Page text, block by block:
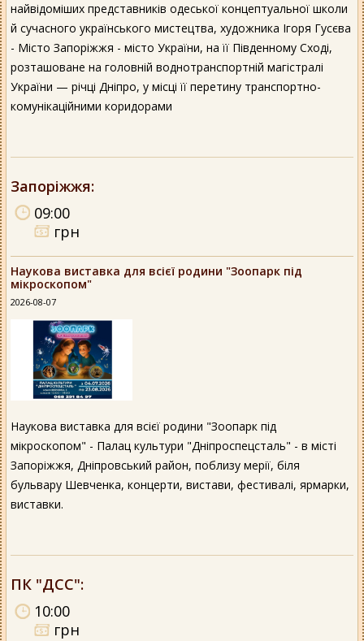
найвідоміших представників одеської концептуальної школи
й сучасного українського мистецтва, художника Ігоря Гусєва
- Місто Запоріжжя - місто України, на її Південному Сході,
розташоване на головній воднотранспортній магістралі
України — річці Дніпро, у місці її перетину транспортно-
комунікаційними коридорами
Запоріжжя:
09:00
грн
Наукова виставка для всієї родини "Зоопарк під
мікроскопом"
2026-08-07
Наукова виставка для всієї родини "Зоопарк під
мікроскопом" - Палац культури "Дніпроспецсталь" - в місті
Запоріжжя, Дніпровський район, поблизу мерії, біля
бульвару Шевченка, концерти, вистави, фестивалі, ярмарки,
виставки.
ПК "ДСС":
10:00
грн